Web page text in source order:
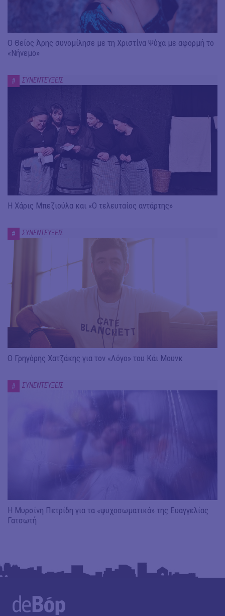
Ο Θείος Άρης συνομίλησε με τη Χριστίνα Ψύχα με αφορμή το
«Νήνεμο»
# ΣΥΝΕΝΤΕΥΞΕΙΣ
Η Χάρις Μπεζιούλα και «Ο τελευταίος αντάρτης»
# ΣΥΝΕΝΤΕΥΞΕΙΣ
Ο Γρηγόρης Χατζάκης για τον «Λόγο» του Κάι Μουνκ
# ΣΥΝΕΝΤΕΥΞΕΙΣ
Η Μυρσίνη Πετρίδη για τα «ψυχοσωματικά» της Ευαγγελίας
Γατσωτή